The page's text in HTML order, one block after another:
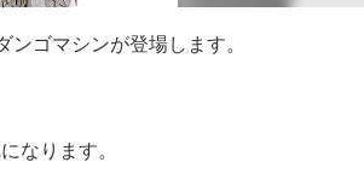
ゴマシンが登場します。
なります。